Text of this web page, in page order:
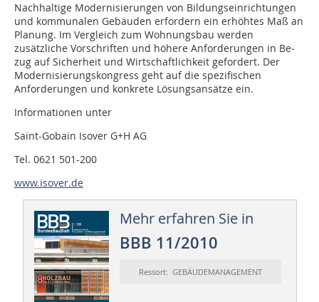
Nachhaltige Modernisierungen von Bildungseinrichtungen
und kommunalen Gebäuden erfordern ein erhöhtes Maß an
Planung. Im Vergleich zum Wohnungsbau werden
zusätzliche Vorschriften und höhere Anforderungen in Be­
zug auf Sicherheit und Wirtschaftlichkeit gefordert. Der
Modernisierungskongress geht auf die spezifischen
Anforderungen und konkrete Lösungsansätze ein.
Informationen unter
Saint-Gobain Isover G+H AG
Tel. 0621 501-200
www.isover.de
Mehr erfahren Sie in
BBB 11/2010
Ressort: GEBÄUDEMANAGEMENT